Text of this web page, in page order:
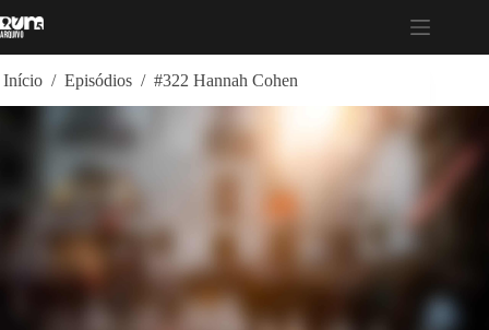
para
Início / Episódios / #322 Hannah Cohen